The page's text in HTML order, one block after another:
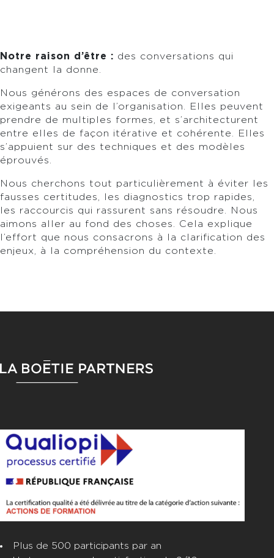
Notre raison d’être : des conversations qui
changent la donne.
Nous générons des espaces de conversation
exigeants au sein de l’organisation. Elles peuvent
prendre de multiples formes, et s’architecturent
entre elles de façon itérative et cohérente. Elles
s’appuient sur des techniques et des modèles
éprouvés.
Nous cherchons tout particulièrement à éviter les
fausses certitudes, les diagnostics trop rapides,
les raccourcis qui rassurent sans résoudre. Nous
aimons aller au fond des choses. Cela explique
l’effort que nous consacrons à la clarification des
enjeux, à la compréhension du contexte.
Plus de 500 participants par an